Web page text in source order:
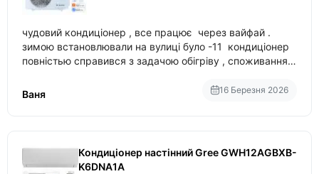
чудовий кондиціонер , все працює через вайфай .
зимою встановлювали на вулиці було -11 кондиціонер
повністью справився з задачою обігріву , споживання
температури
Ваня 16 Березня 2026
Кондиціонер настінний Gree GWH12AGBXB-
K6DNA1A